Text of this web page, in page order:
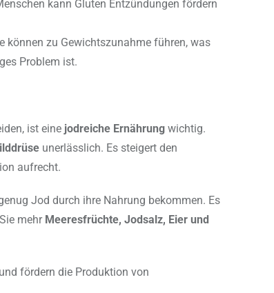
kann Gluten Entzündungen fördern
können zu Gewichtszunahme führen, was
Problem ist.
ist eine jodreiche Ernährung wichtig.
unerlässlich. Es steigert den
aufrecht.
Jod durch ihre Nahrung bekommen. Es
mehr Meeresfrüchte, Jodsalz, Eier und
und fördern die Produktion von